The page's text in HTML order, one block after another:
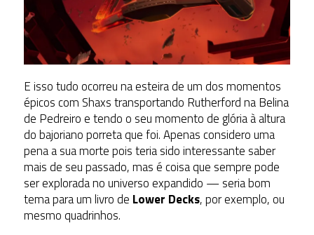
E isso tudo ocorreu na esteira de um dos momentos
épicos com Shaxs transportando Rutherford na Belina
de Pedreiro e tendo o seu momento de glória à altura
do bajoriano porreta que foi. Apenas considero uma
pena a sua morte pois teria sido interessante saber
mais de seu passado, mas é coisa que sempre pode
ser explorada no universo expandido — seria bom
tema para um livro de Lower Decks, por exemplo, ou
mesmo quadrinhos.